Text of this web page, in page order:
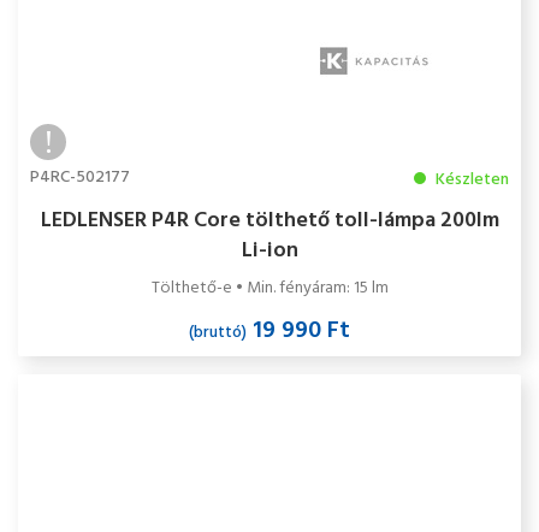
P4RC-502177 Készleten
LEDLENSER P4R Core tölthető toll-lámpa 200lm
Li-ion
Tölthető-e • Min. fényáram: 15 lm
(bruttó) 19 990 Ft